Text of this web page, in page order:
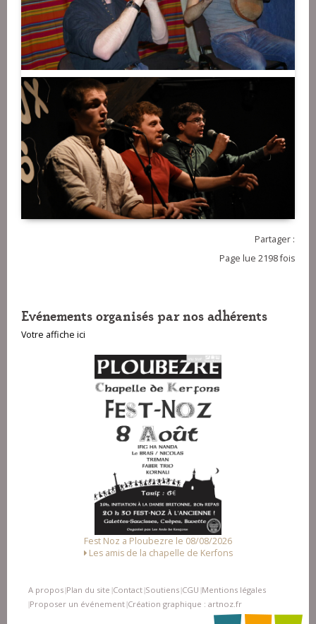
Partager :
Page lue 2198 fois
Evénements organisés par nos adhérents
Votre affiche ici
Fest Noz a Ploubezre le 08/08/2026
Les amis de la chapelle de Kerfons
A propos Plan du site Contact Soutiens CGU Mentions légales
Proposer un événement Création graphique : artnoz.fr